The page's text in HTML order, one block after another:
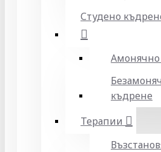
Студено
къдрене
Терапии